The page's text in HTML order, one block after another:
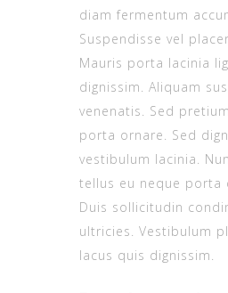
diam fermentum
Suspendisse vel
Mauris porta lacinia
dignissim. Aliquam
venenatis. Sed
porta ornare. Sed
vestibulum lacinia.
tellus eu neque porta
Duis sollicitudin
ultricies. Vestibulum
lacus quis dignissim.